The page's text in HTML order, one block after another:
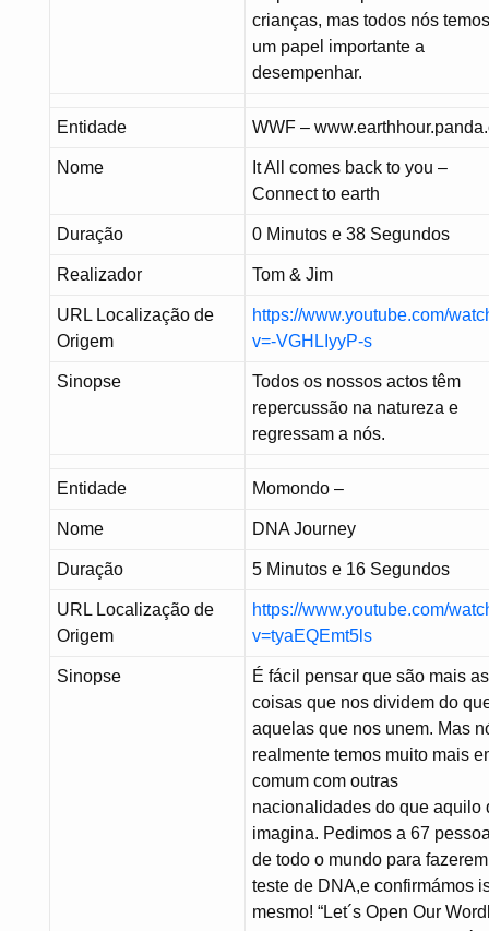
crianças, mas todos nós
um papel importante a
desempenhar.
Entidade WWF –
Nome
It All comes back to you –
Connect to earth
Duração 0 Minutos e 38 Segundos
Realizador Tom & Jim
URL Localização de
Origem
https://www.youtube.com/
v=-VGHLIyyP-s
Sinopse
Todos os nossos actos têm
repercussão na natureza e
regressam a nós.
Entidade Momondo –
Nome DNA Journey
Duração 5 Minutos e 16 Segundos
URL Localização de
Origem
https://www.youtube.com/
v=tyaEQEmt5ls
Sinopse
É fácil pensar que são mais as
coisas que nos dividem do
aquelas que nos unem. Mas
realmente temos muito mais
comum com outras
nacionalidades do que aquilo
imagina. Pedimos a 67
de todo o mundo para
teste de DNA,e confirmámos
mesmo! “Let´s Open Our